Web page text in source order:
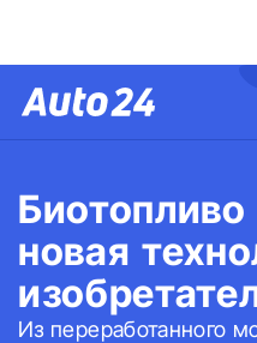
новая
Из переработанного